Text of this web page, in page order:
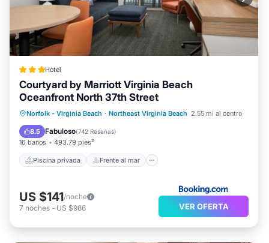
Hotel
Courtyard by Marriott Virginia Beach
Oceanfront North 37th Street
Norfolk - Virginia Beach · Northeast Virginia Beach 2.55 mi al centro
8.5 Fabuloso(742 Reseñas)
16 baños 493.79 pies²
Piscina privada Frente al mar
Piscina privada
Frente al mar
Aparcamiento
US $141/noche
7 noches - US $986 VER OFERTA